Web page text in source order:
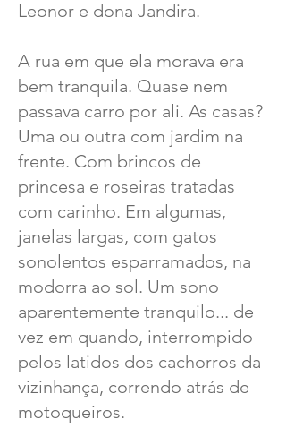
Leonor e dona Jandira.
A rua em que ela morava era
bem tranquila. Quase nem
passava carro por ali. As casas?
Uma ou outra com jardim na
frente. Com brincos de
princesa e roseiras tratadas
com carinho. Em algumas,
janelas largas, com gatos
sonolentos esparramados, na
modorra ao sol. Um sono
aparentemente tranquilo... de
vez em quando, interrompido
pelos latidos dos cachorros da
vizinhança, correndo atrás de
motoqueiros.